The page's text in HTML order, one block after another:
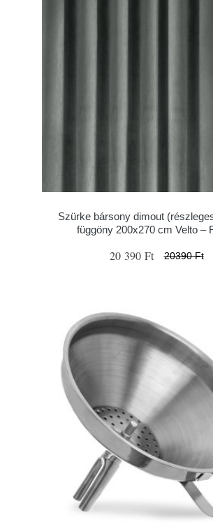
Szürke bársony dimout
függöny 200x270 cm Velto –
20 390 Ft 20390 Ft